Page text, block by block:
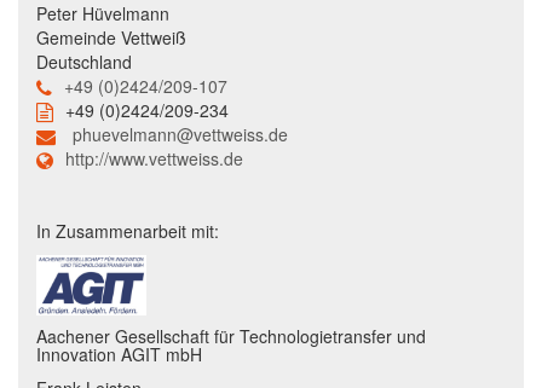
Peter Hüvelmann
Gemeinde Vettweiß
Deutschland
+49 (0)2424/209-107
+49 (0)2424/209-234
phuevelmann@vettweiss.de
http://www.vettweiss.de
In Zusammenarbeit mit:
Aachener Gesellschaft für Technologietransfer und
Innovation AGIT mbH